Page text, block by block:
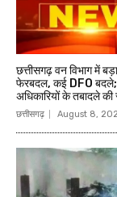
छत्तीसगढ़ वन विभाग में
फेरबदल, कई DFO
अधिकारियों के तबादले की
छत्तीसगढ़ August 8,